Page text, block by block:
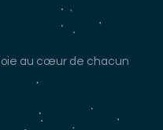
au cœur de chacun